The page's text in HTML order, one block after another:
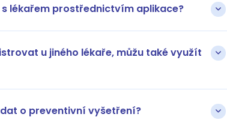
lékařem prostřednictvím aplikace?
u jiného lékaře, můžu také využít
o preventivní vyšetření?